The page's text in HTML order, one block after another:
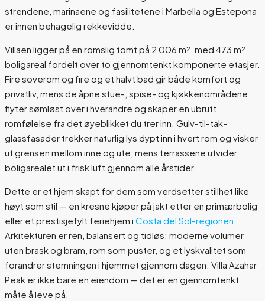
strendene, marinaene og fasilitetene i Marbella og Estepona
er innen behagelig rekkevidde.
Villaen ligger på en romslig tomt på 2 006 m², med 473 m²
boligareal fordelt over to gjennomtenkt komponerte etasjer.
Fire soverom og fire og et halvt bad gir både komfort og
privatliv, mens de åpne stue-, spise- og kjøkkenområdene
flyter sømløst over i hverandre og skaper en ubrutt
romfølelse fra det øyeblikket du trer inn. Gulv-til-tak-
glassfasader trekker naturlig lys dypt inn i hvert rom og visker
ut grensen mellom inne og ute, mens terrassene utvider
boligarealet ut i frisk luft gjennom alle årstider.
Dette er et hjem skapt for dem som verdsetter stillhet like
høyt som stil — en kresne kjøper på jakt etter en primærbolig
eller et prestisjefylt feriehjem i Costa del Sol-regionen
Arkitekturen er ren, balansert og tidløs: moderne volumer
uten brask og bram, rom som puster, og et lyskvalitet som
forandrer stemningen i hjemmet gjennom dagen. Villa Azahar
Peak er ikke bare en eiendom — det er en gjennomtenkt
måte å leve på.